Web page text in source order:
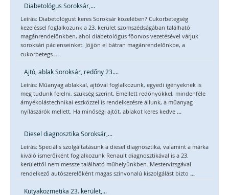
Diabetológus Soroksár,...
Leírás: Diabetológust keres Soroksár közelében? Cukorbetegség
kezeléssel foglalkozunk a 23. kerület szomszédságában található
magánrendelőnkben, ahol diabetológus főorvos vezetésével várjuk
soroksári pácienseinket. Jöjjön el bátran magánrendelőnkbe, a
cukorbetegs ...
Ajtó, ablak Soroksár, redőny 23....
Leírás: Műanyag ablakkal, ajtóval foglalkozunk, egyedi igényeknek is
meg tudunk felelni, szükség szerint. Emellett redőnyökkel, mindenféle
árnyékolástechnikai eszközzel is rendelkezésre állunk, a műanyag
nyílászárók mellett. Ha minőségi ajtót, ablakot keres kedve ...
Diesel diagnosztika Soroksár,...
Leírás: Speciális szolgáltatásunk a diesel diagnosztika, valamint a márka
kiváló ismerőiként foglalkozunk Renault diagnosztikával is a 23.
kerülettől nem messze található műhelyünkben. Mestervizsgával
rendelkező autószerelőként magas színvonalú kiszolgálást bizto ...
Kutyakozmetika 23. kerület,...